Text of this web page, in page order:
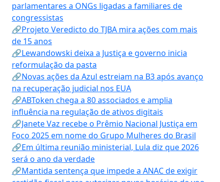
parlamentares a ONGs ligadas a familiares de
congressistas
🔗Projeto Veredicto do TJBA mira ações com mais
de 15 anos
🔗Lewandowski deixa a Justiça e governo inicia
reformulação da pasta
🔗Novas ações da Azul estreiam na B3 após avanço
na recuperação judicial nos EUA
🔗ABToken chega a 80 associados e amplia
influência na regulação de ativos digitais
🔗Janete Vaz recebe o Prêmio Nacional Justiça em
Foco 2025 em nome do Grupo Mulheres do Brasil
🔗Em última reunião ministerial, Lula diz que 2026
será o ano da verdade
🔗Mantida sentença que impede a ANAC de exigir